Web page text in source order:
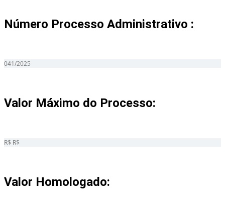
Número Processo Administrativo :
041/2025
Valor Máximo do Processo: ​
R$ R$
Valor Homologado: ​